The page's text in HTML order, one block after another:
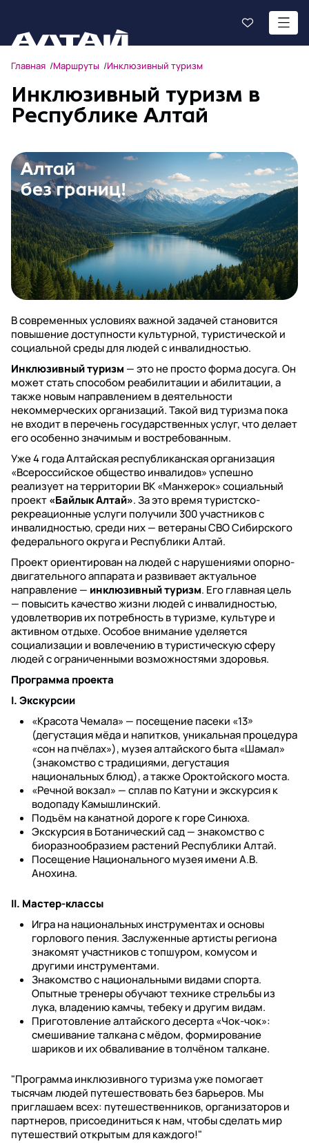
Главная Маршруты Инклюзивный туризм
Инклюзивный туризм в
Республике Алтай
В современных условиях важной задачей становится
повышение доступности культурной, туристической и
социальной среды для людей с инвалидностью.
Инклюзивный туризм — это не просто форма досуга. Он
может стать способом реабилитации и абилитации, а
также новым направлением в деятельности
некоммерческих организаций. Такой вид туризма пока
не входит в перечень государственных услуг, что делает
его особенно значимым и востребованным.
Уже 4 года Алтайская республиканская организация
«Всероссийское общество инвалидов» успешно
реализует на территории ВК «Манжерок» социальный
проект«Байлык Алтай». За это время туристско-
рекреационные услуги получили 300 участников с
инвалидностью, среди них — ветераны СВО Сибирского
федерального округа и Республики Алтай.
Проект ориентирован на людей с нарушениями опорно-
двигательного аппарата и развивает актуальное
направление — инклюзивный туризм. Его главная цель
— повысить качество жизни людей с инвалидностью,
удовлетворив их потребность в туризме, культуре и
активном отдыхе. Особое внимание уделяется
социализации и вовлечению в туристическую сферу
людей с ограниченными возможностями здоровья.
Программа проекта
I. Экскурсии
«Красота Чемала» — посещение пасеки «13»
(дегустация мёда и напитков, уникальная процедура
«сон на пчёлах»), музея алтайского быта «Шамал»
(знакомство с традициями, дегустация
национальных блюд), а также Ороктойского моста.
«Речной вокзал» — сплав по Катуни и экскурсия к
водопаду Камышлинский.
Подъём на канатной дороге к горе Синюха.
Экскурсия в Ботанический сад — знакомство с
биоразнообразием растений Республики Алтай.
Посещение Национального музея имени А.В.
Анохина.
II. Мастер-классы
Игра на национальных инструментах и основы
горлового пения. Заслуженные артисты региона
знакомят участников с топшуром, комусом и
другими инструментами.
Знакомство с национальными видами спорта.
Опытные тренеры обучают технике стрельбы из
лука, владению камчы, тебеку и другим видам.
Приготовление алтайского десерта «Чок-чок»:
смешивание талкана с мёдом, формирование
шариков и их обваливание в толчёном талкане.
"Программа инклюзивного туризма уже помогает
тысячам людей путешествовать без барьеров. Мы
приглашаем всех: путешественников, организаторов и
партнеров, присоединиться к нам, чтобы сделать мир
путешествий открытым для каждого!"